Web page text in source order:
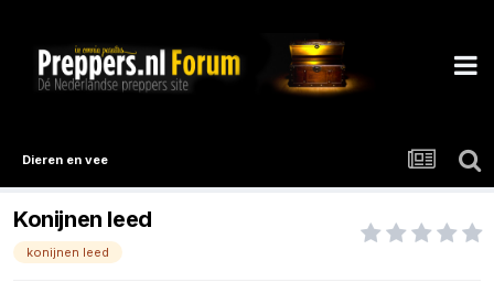
Dieren en vee
Konijnen leed
konijnen leed